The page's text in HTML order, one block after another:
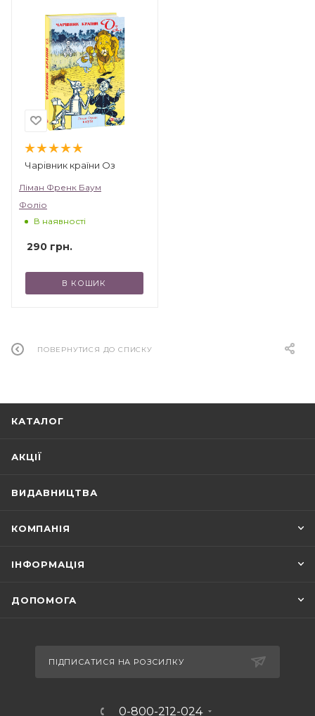
Чарівник країни Оз
Ліман Френк Баум
Фоліо
В наявності
290 грн.
В КОШИК
ПОВЕРНУТИСЯ ДО СПИСКУ
КАТАЛОГ
АКЦІЇ
ВИДАВНИЦТВА
КОМПАНІЯ
ІНФОРМАЦІЯ
ДОПОМОГА
ПІДПИСАТИСЯ НА РОЗСИЛКУ
0-800-212-024